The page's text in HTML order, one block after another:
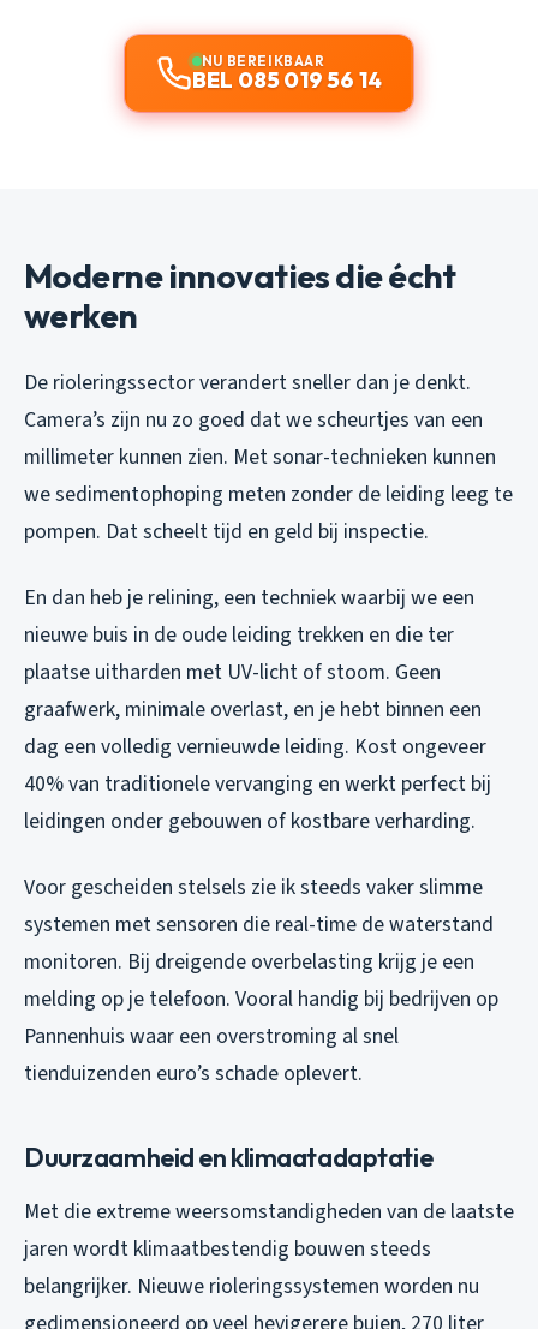
NU BEREIKBAAR
BEL 085 019 56 14
Moderne innovaties die écht
werken
De rioleringssector verandert sneller dan je denkt.
Camera’s zijn nu zo goed dat we scheurtjes van een
millimeter kunnen zien. Met sonar-technieken kunnen
we sedimentophoping meten zonder de leiding leeg te
pompen. Dat scheelt tijd en geld bij inspectie.
En dan heb je relining, een techniek waarbij we een
nieuwe buis in de oude leiding trekken en die ter
plaatse uitharden met UV-licht of stoom. Geen
graafwerk, minimale overlast, en je hebt binnen een
dag een volledig vernieuwde leiding. Kost ongeveer
40% van traditionele vervanging en werkt perfect bij
leidingen onder gebouwen of kostbare verharding.
Voor gescheiden stelsels zie ik steeds vaker slimme
systemen met sensoren die real-time de waterstand
monitoren. Bij dreigende overbelasting krijg je een
melding op je telefoon. Vooral handig bij bedrijven op
Pannenhuis waar een overstroming al snel
tienduizenden euro’s schade oplevert.
Duurzaamheid en klimaatadaptatie
Met die extreme weersomstandigheden van de laatste
jaren wordt klimaatbestendig bouwen steeds
belangrijker. Nieuwe rioleringssystemen worden nu